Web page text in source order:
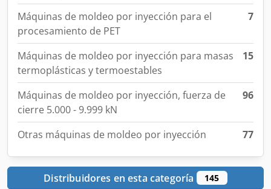
Máquinas de moldeo por inyección para el
procesamiento de PET
7
Máquinas de moldeo por inyección para masas
termoplásticas y termoestables
15
Máquinas de moldeo por inyección, fuerza de
cierre 5.000 - 9.999 kN
96
Otras máquinas de moldeo por inyección 77
Distribuidores en esta categoría 145